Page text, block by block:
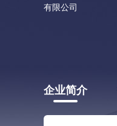
企业简介